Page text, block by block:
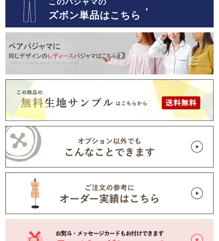
このパジャマの
ズボン単品はこちら